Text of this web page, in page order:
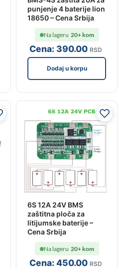
punjenje 4 baterije lion
18650 – Cena Srbija
Cena:390.00 RSD
Na lageru 20+ kom
Dodaj u korpu
6S 12A 24V BMS
zaštitna ploča za
litijumske baterije –
Cena Srbija
Cena:450.00 RSD
Na lageru 20+ kom